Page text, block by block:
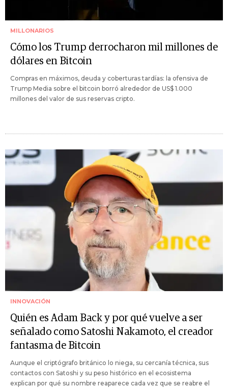
MILLONARIOS
Cómo los Trump derrocharon mil millones de
dólares en Bitcoin
Compras en máximos, deuda y coberturas tardías: la ofensiva de
Trump Media sobre el bitcoin borró alrededor de US$ 1.000
millones del valor de sus reservas cripto.
INNOVACIÓN
Quién es Adam Back y por qué vuelve a ser
señalado como Satoshi Nakamoto, el creador
fantasma de Bitcoin
Aunque el criptógrafo británico lo niega, su cercanía técnica, sus
contactos con Satoshi y su peso histórico en el ecosistema
explican por qué su nombre reaparece cada vez que se reabre el